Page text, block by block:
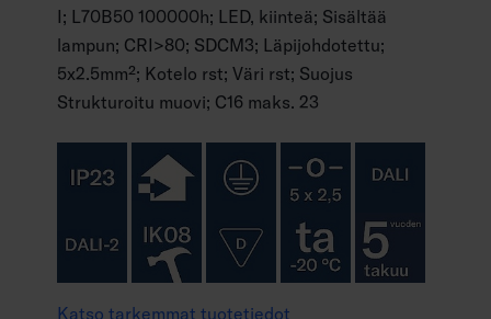
I; L70B50 100000h; LED, kiinteä; Sisältää
lampun; CRI>80; SDCM3; Läpijohdotettu;
5x2.5mm²; Kotelo rst; Väri rst; Suojus
Strukturoitu muovi; C16 maks. 23
Katso tarkemmat tuotetiedot